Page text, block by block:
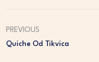
PREVIOUS
Quiche Od Tikvica